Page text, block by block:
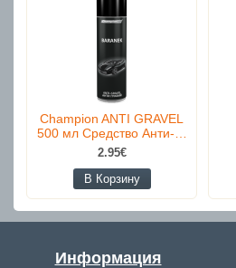
Champion ANTI GRAVEL
500 мл Средство Анти-…
2.95€
В Корзину
Информация